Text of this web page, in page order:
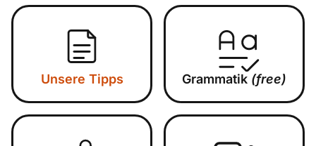
Unsere Tipps Grammatik (free)